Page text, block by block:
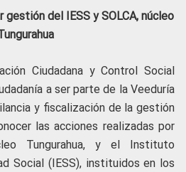
gestión del IESS y SOLCA, núcleo
Ciudadana y Control Social
a ser parte de la Veeduría
y fiscalización de la gestión
las acciones realizadas por
Tungurahua, y el Instituto
Social (IESS), instituidos en los